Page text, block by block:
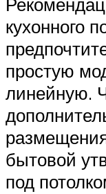
кухонного
простую
линейную.
бытовой
под